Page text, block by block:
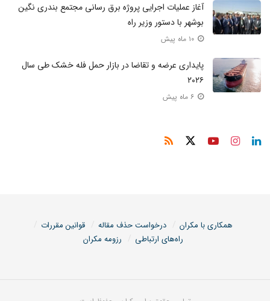
آغاز عملیات اجرایی پروژه برق‌ رسانی مجتمع بندری نگین
بوشهر با دستور وزیر راه
پایداری عرضه و تقاضا در بازار حمل فله خشک طی سال
۲۰۲۶
همکاری با مکران درخواست حذف مقاله
قوانین مقررات
راه‌های ارتباطی
رزومه مکران